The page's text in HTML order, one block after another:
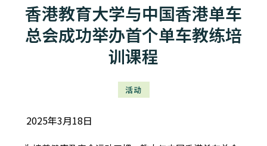
香港教育大学与中国香港单车
总会成功举办首个单车教练培
训课程
活动
2025年3月18日